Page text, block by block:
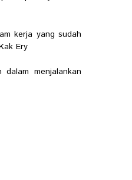
kerja yang sudah
Ery
menjalankan